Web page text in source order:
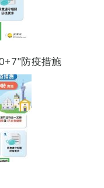
防疫措施